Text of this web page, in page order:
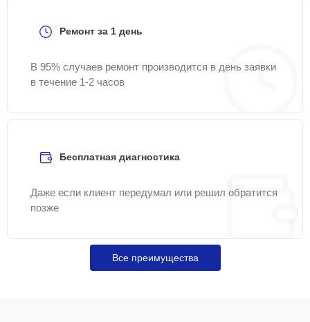
Ремонт за 1 день
В 95% случаев ремонт производится в день заявки
в течение 1-2 часов
Бесплатная диагностика
Даже если клиент передумал или решил обратится
позже
Все преимущества